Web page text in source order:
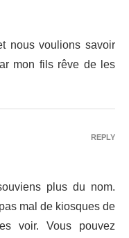
nous voulions savoir
mon fils rêve de les
plus du nom.
mal de kiosques de
voir. Vous pouvez
REPLY